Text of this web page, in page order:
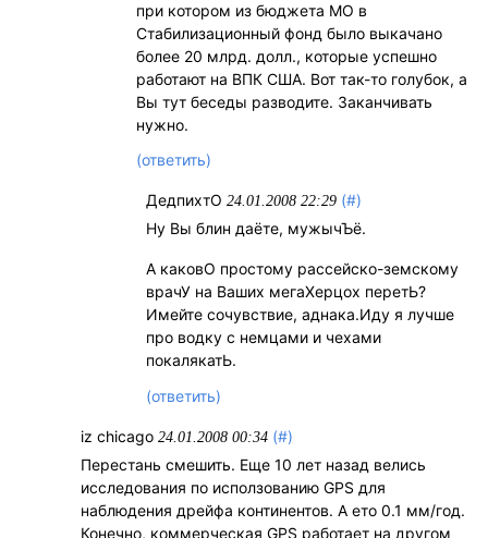
при котором из бюджета МО в
Стабилизационный фонд было выкачано
более 20 млрд. долл., которые успешно
работают на ВПК США. Вот так-то голубок, а
Вы тут беседы разводите. Заканчивать
нужно.
(ответить)
ДедпихтО 24.01.2008 22:29 (#)
Ну Вы блин даёте, мужычЪё.
А каковО простому рассейско-земскому
врачУ на Ваших мегаХерцох перетЬ?
Имейте сочувствие, аднака.Иду я лучше
про водку с немцами и чехами
покалякатЬ.
(ответить)
iz chicago24.01.2008 00:34 (#)
Перестань смешить. Еще 10 лет назад велись
исследования по исползованию GPS для
наблюдения дрейфа континентов. А ето 0.1 мм/год.
Конечно, коммерческая GPS работает на другом